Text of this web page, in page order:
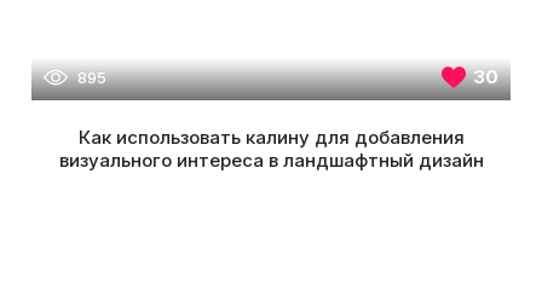
895 30
Как использовать калину для добавления
визуального интереса в ландшафтный дизайн